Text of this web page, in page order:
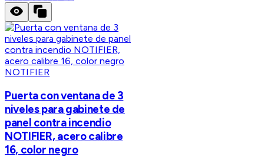
NOTIFIER
Puerta con ventana de 3
niveles para gabinete de
panel contra incendio
NOTIFIER, acero calibre
16, color negro